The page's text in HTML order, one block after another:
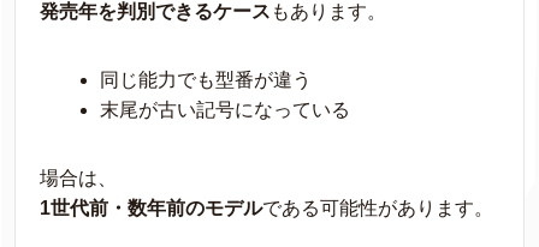
発売年を判別できるケース もあります。
同じ能力でも型番が違う
末尾が古い記号になっている
場合は、
1世代前・数年前のモデルである可能性があります。